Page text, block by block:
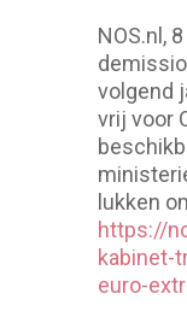
NOS.nl,
volgend
vrij voor
lukken
https://
kabinet-
euro-